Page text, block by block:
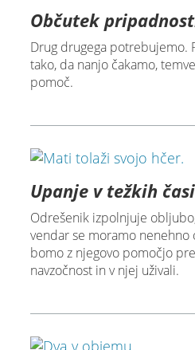
Občutek
Drug drugega potrebujemo.
tako, da nanjo čakamo,
pomoč.
Upanje v težkih
Odrešenik izpolnjuje
vendar se moramo nenehno
bomo z njegovo pomočjo
navzočnost in v njej uživali.